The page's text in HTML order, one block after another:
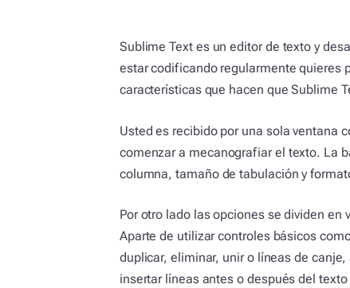
Sublime Text es un editor de texto y
estar codificando regularmente quieres
características que hacen que Sublime
Usted es recibido por una sola ventana
comenzar a mecanografiar el texto. La
columna, tamaño de tabulación y
Por otro lado las opciones se dividen
Aparte de utilizar controles básicos
duplicar, eliminar, unir o líneas de
insertar líneas antes o después del